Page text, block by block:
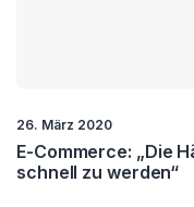
26. März 2020
E-Commerce: „Die
schnell zu werden“